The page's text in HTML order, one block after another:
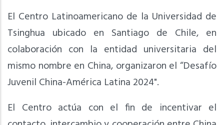
El Centro Latinoamericano de la Universidad de
Tsinghua ubicado en Santiago de Chile, en
colaboración con la entidad universitaria del
mismo nombre en China, organizaron el “Desafío
Juvenil China-América Latina 2024".
El Centro actúa con el fin de incentivar el